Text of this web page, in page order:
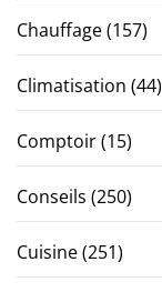
Chauffage(157)
Climatisation (44)
Comptoir(15)
Conseils (250)
Cuisine(251)